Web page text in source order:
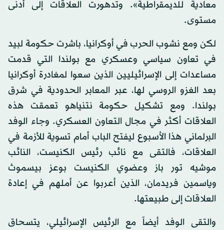
معادية للديمقراطية». وتدهورت العلاقات إلى أدنى
مستوى.
لكن ومع نشوب الحرب في أوكرانيا، باشرت حكومة لبيد
في تعاون سياسي وعسكري مع بولندا التي قدمت
مساعدات إلى الإسرائيليين الذين سعوا لمغادرة أوكرانيا
بعد الغزو الروسي لها، عبر المعابر الحدودية في شرق
بولندا. ومع تشكيل حكومة نتنياهو تعمقت هذه
العلاقات أكثر في مجال التعاون العسكري. وجاء الوفد
البرلماني هذا الأسبوع ليفتح الباب أمام تسوية للأزمة في
العلاقات، فالتقى مع نائب رئيس الكنيست، النائب
موشيه تور باز وعضوي الكنيست بوعز بيسموث
وياسمين فريدمان، الذين أعربوا عن أملهم في إعادة
العلاقات إلى طبيعتها.
والتقى الوفد أيضاً مع الرئيس الإسرائيلي، يتسحاق